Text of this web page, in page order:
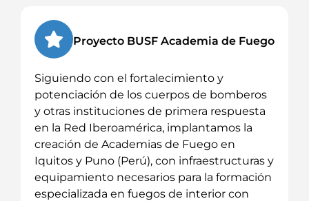
Proyecto BUSF Academia de Fuego
Siguiendo con el fortalecimiento y
potenciación de los cuerpos de bomberos
y otras instituciones de primera respuesta
en la Red Iberoamérica, implantamos la
creación de Academias de Fuego en
Iquitos y Puno (Perú), con infraestructuras y
equipamiento necesarios para la formación
especializada en fuegos de interior con